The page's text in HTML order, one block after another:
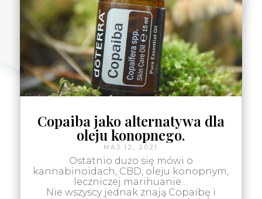
Copaiba jako alternatywa dla
oleju konopnego.
MAJ 12, 2021
Ostatnio dużo się mówi o
kannabinoidach, CBD, oleju konopnym,
leczniczej marihuanie…
Nie wszyscy jednak znają Copaibę i